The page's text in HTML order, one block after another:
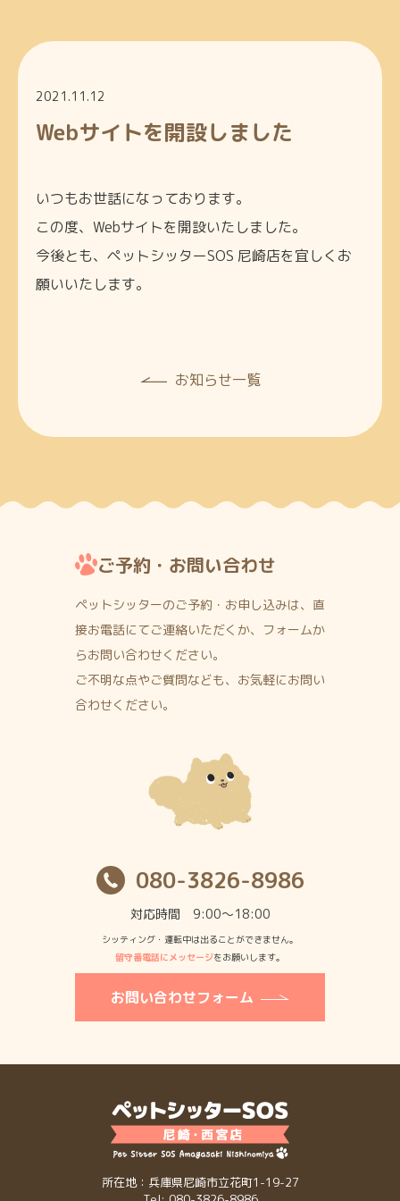
2021.11.12
Webサイトを開設しました
いつもお世話になっております。
この度、Webサイトを開設いたしました。
今後とも、ペットシッターSOS 尼崎店を宜しくお
願いいたします。
お知らせ一覧
ご予約・お問い合わせ
ペットシッターのご予約・お申し込みは、直
接お電話にてご連絡いただくか、フォームか
らお問い合わせください。
ご不明な点やご質問なども、お気軽にお問い
合わせください。
080-3826-8986
対応時間 9:00〜18:00
シッティング・運転中は出ることができません。
留守番電話にメッセージをお願いします。
お問い合わせフォーム
所在地：兵庫県尼崎市立花町1-19-27